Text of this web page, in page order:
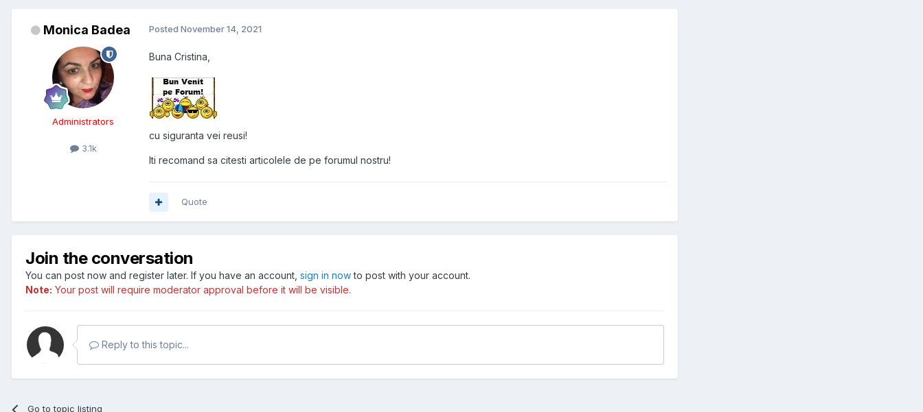
Monica Badea
Administrators
3.1k
Posted November 14, 2021
Buna Cristina,
cu siguranta vei reusi!
Iti recomand sa citesti articolele de pe forumul nostru!
Quote
Join the conversation
You can post now and register later. If you have an account, sign in nowto post with your account.
Note: Your post will require moderator approval before it will be visible.
Reply to this topic...
Go to topic listing